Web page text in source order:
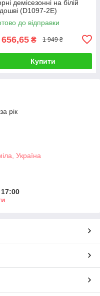
демісезонні на білій
(D1097-2E)
до відправки
656,65 ₴ 1 949 ₴
Купити
рік
Україна